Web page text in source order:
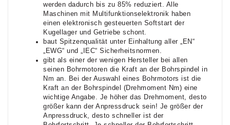
werden dadurch bis zu 85% reduziert. Alle
Maschinen mit Multifunktionselektronik haben
einen elektronisch gesteuerten Softstart der
Kugellager und Getriebe schont.
baut Spitzenqualität unter Einhaltung aller „EN“
„EWG“ und „IEC“ Sicherheitsnormen.
gibt als einer der wenigen Hersteller bei allen
seinen Bohrmotoren die Kraft an der Bohrspindel in
Nm an. Bei der Auswahl eines Bohrmotors ist die
Kraft an der Bohrspindel (Drehmoment Nm) eine
wichtige Angabe. Je höher das Drehmoment, desto
größer kann der Anpressdruck sein! Je größer der
Anpressdruck, desto schneller ist der